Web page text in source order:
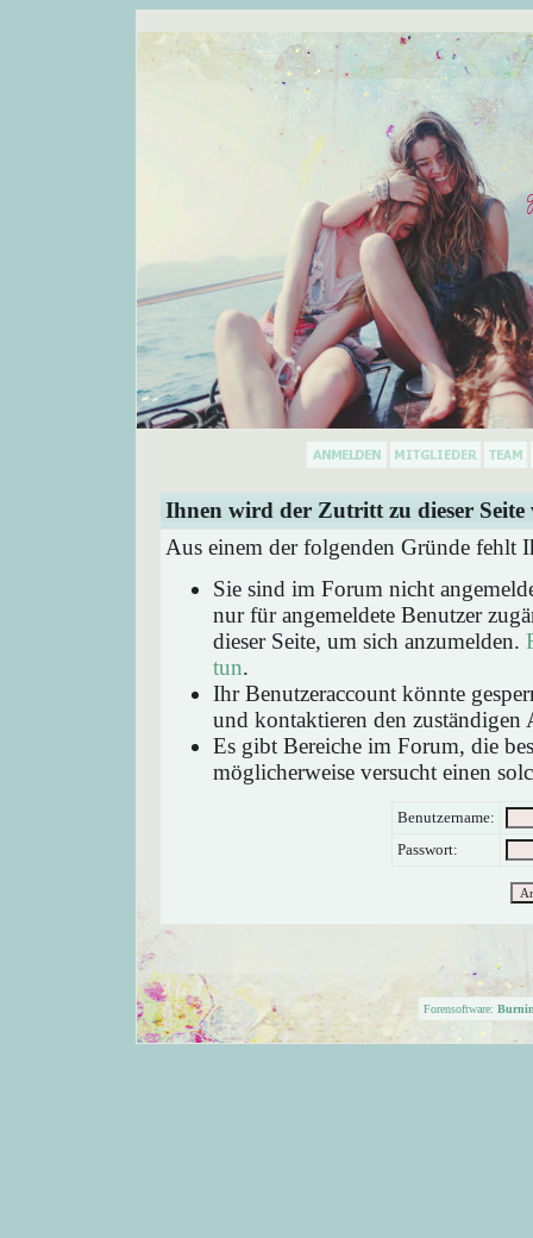
Ihnen wird der Zutritt zu dieser Seite
Aus einem der folgenden Gründe fehlt
Sie sind im Forum nicht
nur für angemeldete Benutzer
dieser Seite, um sich anzumelden.
tun.
Ihr Benutzeraccount könnte
und kontaktieren den zuständigen
Es gibt Bereiche im Forum, die
möglicherweise versucht einen
Benutzername:
Passwort:
Forensoftware: